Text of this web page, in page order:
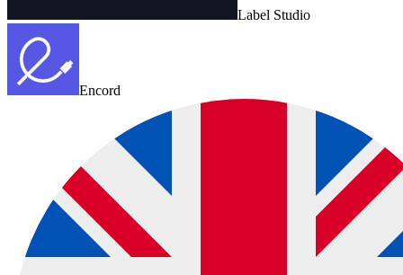
Label Studio
Encord